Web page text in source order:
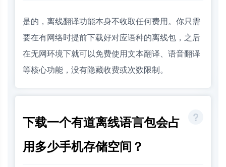
是的，离线翻译功能本身不收取任何费用。你只需
要在有网络时提前下载好对应语种的离线包，之后
在无网环境下就可以免费使用文本翻译、语音翻译
等核心功能，没有隐藏收费或次数限制。
下载一个有道离线语言包会占
用多少手机存储空间？